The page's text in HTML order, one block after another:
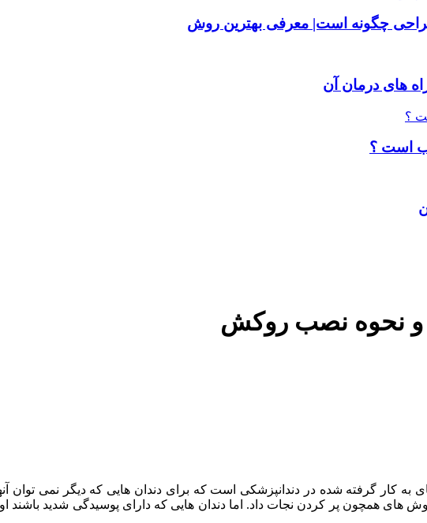
چگونه است| معرفی بهترین روش
های درمان آن
است ؟
و نحوه نصب روکش
کار گرفته شده در دندانپزشکی است که برای دندان هایی که دیگر نمی توان
همچون پر کردن نجات داد. اما دندان هایی که دارای پوسیدگی شدید باشند او